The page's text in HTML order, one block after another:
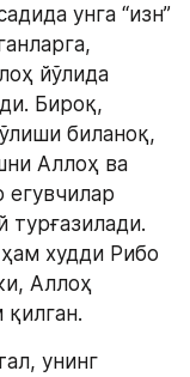
унга “изн”
йўлида
Бироқ,
биланоқ,
Аллоҳ ва
егувчилар
турғазилади.
худди Рибо
Аллоҳ
унинг